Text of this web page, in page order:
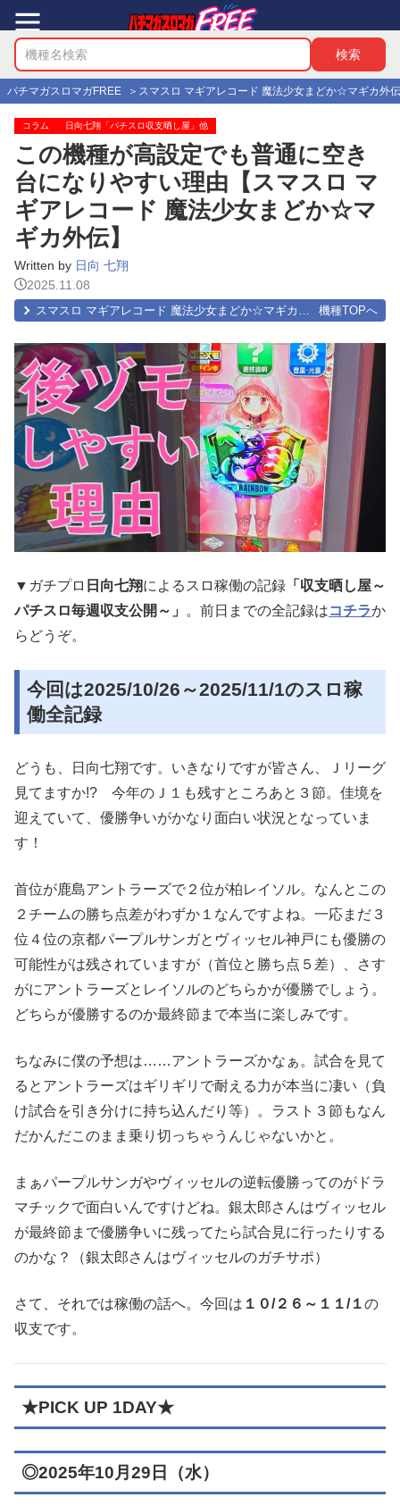
パチマガスロマガFREE スマスロ マギアレコード 魔法少女まどか☆マギカ外伝
コラム 日向七翔「パチスロ収支晒し屋」他
この機種が高設定でも普通に空き
台になりやすい理由【スマスロ マ
ギアレコード 魔法少女まどか☆マ
ギカ外伝】
Written by 日向 七翔
2025.11.08
スマスロ マギアレコード 魔法少女まどか☆マギカ外伝
▼ガチプロ 日向七翔によるスロ稼働の記録 「収支晒し屋～
パチスロ毎週収支公開～」
。前日までの全記録はコチラか
らどうぞ。
今回は2025/10/26～2025/11/1のスロ稼
働全記録
どうも、日向七翔です。いきなりですが皆さん、Ｊリーグ
見てますか!? 今年のＪ１も残すところあと３節。佳境を
迎えていて、優勝争いがかなり面白い状況となっていま
す！
首位が鹿島アントラーズで２位が柏レイソル。なんとこの
２チームの勝ち点差がわずか１なんですよね。一応まだ３
位４位の京都パープルサンガとヴィッセル神戸にも優勝の
可能性がは残されていますが（首位と勝ち点５差）、さす
がにアントラーズとレイソルのどちらかが優勝でしょう。
どちらが優勝するのか最終節まで本当に楽しみです。
ちなみに僕の予想は……アントラーズかなぁ。試合を見て
るとアントラーズはギリギリで耐える力が本当に凄い（負
け試合を引き分けに持ち込んだり等）。ラスト３節もなん
だかんだこのまま乗り切っちゃうんじゃないかと。
まぁパープルサンガやヴィッセルの逆転優勝ってのがドラ
マチックで面白いんですけどね。銀太郎さんはヴィッセル
が最終節まで優勝争いに残ってたら試合見に行ったりする
のかな？（銀太郎さんはヴィッセルのガチサポ）
さて、それでは稼働の話へ。今回は １０/２６～１１/１の
収支です。
★PICK UP 1DAY★
◎2025年10月29日（水）